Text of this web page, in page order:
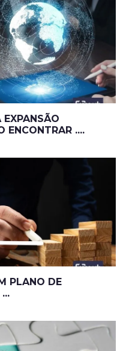
EXPANSÃO
ENCONTRAR ....
PLANO DE